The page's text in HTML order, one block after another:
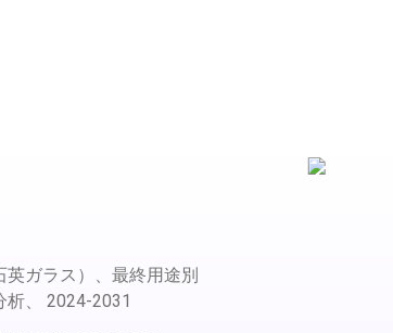
ガラス）、最終用途別
、
2024-2031